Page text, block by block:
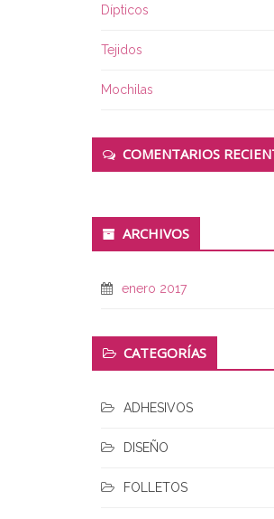
Dípticos
Tejidos
Mochilas
COMENTARIOS
ARCHIVOS
enero 2017
CATEGORÍAS
ADHESIVOS
DISEÑO
FOLLETOS